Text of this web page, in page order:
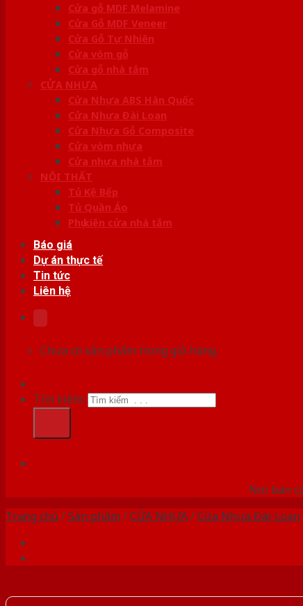
Cửa gỗ MDF Melamine
Cửa Gỗ MDF Veneer
Cửa Gỗ Tự Nhiên
Cửa vòm gỗ
Cửa gỗ nhà tắm
CỬA NHỰA
Cửa Nhựa ABS Hàn Quốc
Cửa Nhựa Đài Loan
Cửa Nhựa Gỗ Composite
Cửa vòm nhựa
Cửa nhựa nhà tắm
NỘI THẤT
Tủ Kệ Bếp
Tủ Quần Áo
Phụ kiện cửa nhà tắm
Báo giá
Dự án thực tế
Tin tức
Liên hệ
Chưa có sản phẩm trong giỏ hàng.
Tìm kiếm:
Nơi bán
Trang chủ /Sản phẩm /CỬA NHỰA/Cửa Nhựa Đài Loan